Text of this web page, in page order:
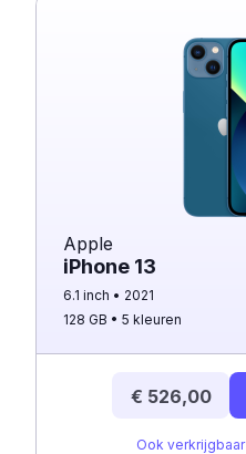
Apple
iPhone 13
6.1 inch
2021
128 GB
5 kleuren
€ 526,00
Ook